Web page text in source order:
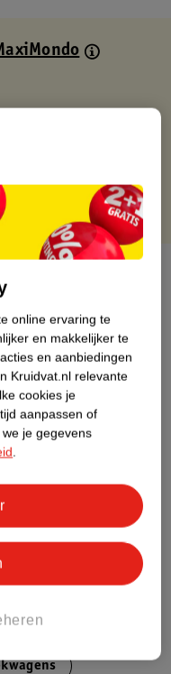
(nog) geen Nature
online ervaring te
en makkelijker te
en aanbiedingen
Kruidvat.nl relevante
cookies je
aanpassen of
je gegevens
.